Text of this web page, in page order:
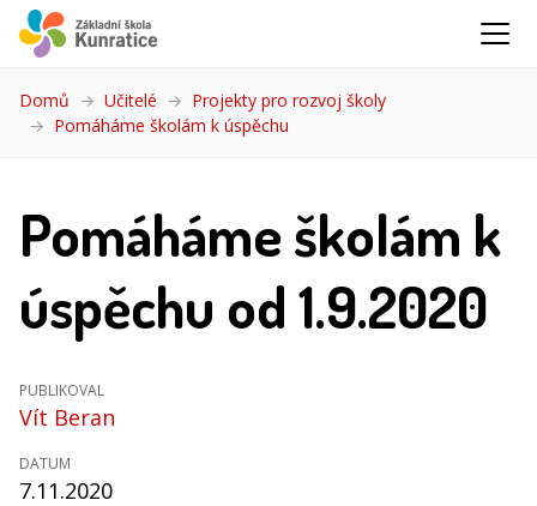
Domů Učitelé
Projekty pro rozvoj školy
Pomáháme školám k úspěchu
Pomáháme školám k
úspěchu od 1.9.2020
PUBLIKOVAL
Vít Beran
DATUM
7.11.2020